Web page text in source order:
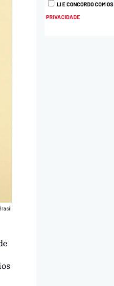
LI E CONCORDO COM OS
PRIVACIDADE